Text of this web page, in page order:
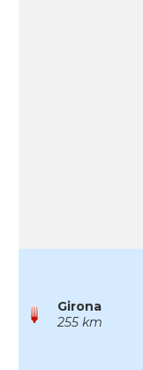
Girona
255 km